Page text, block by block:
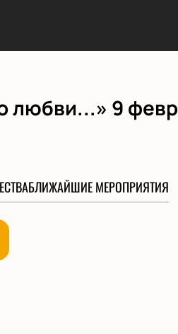
любви...» 9
БЛИЖАЙШИЕ МЕРОПРИЯТИЯ